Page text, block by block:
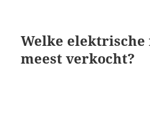
Welke
meest verkocht?